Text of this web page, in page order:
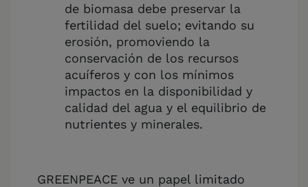
de biomasa debe preservar la
fertilidad del suelo; evitando su
erosión, promoviendo la
conservación de los recursos
acuíferos y con los mínimos
impactos en la disponibilidad y
calidad del agua y el equilibrio de
nutrientes y minerales.
GREENPEACE ve un papel limitado